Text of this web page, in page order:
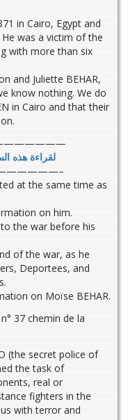
in Cairo, Egypt and
was a victim of the
with more than six
and Juliette BEHAR,
know nothing. We do
in Cairo and that their
لقراءة هذه
at the same time as
on him.
the war before his
of the war, as he
Deportees, and
on Moïse BEHAR.
37 chemin de la
(the secret police of
the task of
real or
fighters in the
with terror and